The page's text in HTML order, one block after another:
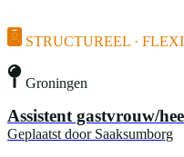
STRUCTUREEL ·
Groningen
Assistent gastvrouw/
Geplaatst door Saaksumborg